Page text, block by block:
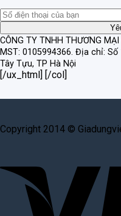
CÔNG TY TNHH THƯƠNG
MST: 0105994366. Địa chỉ: Số
Tây Tựu, TP Hà Nội
[/ux_html] [/col]
Copyright 2014 ©